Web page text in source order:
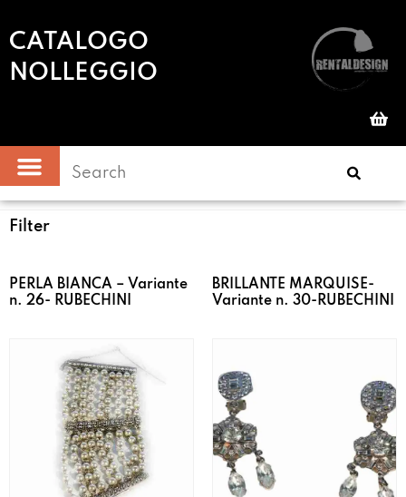
CATALOGO
NOLLEGGIO
Filter
PERLA BIANCA – Variante
n. 26- RUBECHINI
BRILLANTE MARQUISE-
Variante n. 30-RUBECHINI